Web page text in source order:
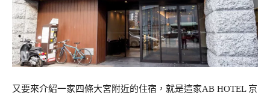
又要來介紹一家四條大宮附近的住宿，就是這家AB HOTEL 京